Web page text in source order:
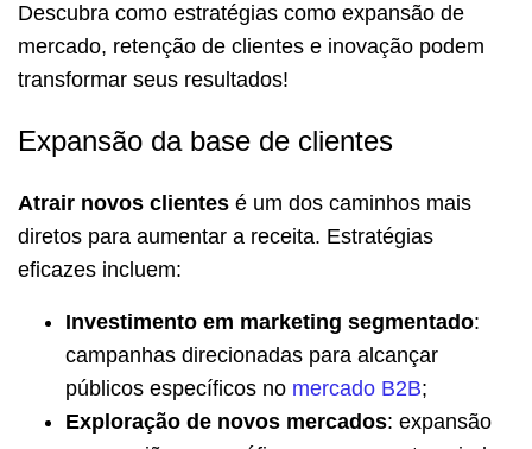
Descubra como estratégias como expansão de
mercado, retenção de clientes e inovação podem
transformar seus resultados!
Expansão da base de clientes
Atrair novos clientes é um dos caminhos mais
diretos para aumentar a receita. Estratégias
eficazes incluem:
Investimento em marketing segmentado:
campanhas direcionadas para alcançar
públicos específicos no mercado B2B;
Exploração de novos mercados: expansão